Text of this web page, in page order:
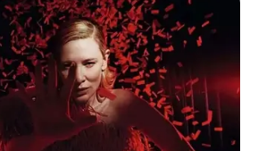
Edit
content creator dan YouTuber asal
potongan videonya melakukan